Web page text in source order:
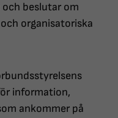
beslutar om
organisatoriska
information,
ankommer på